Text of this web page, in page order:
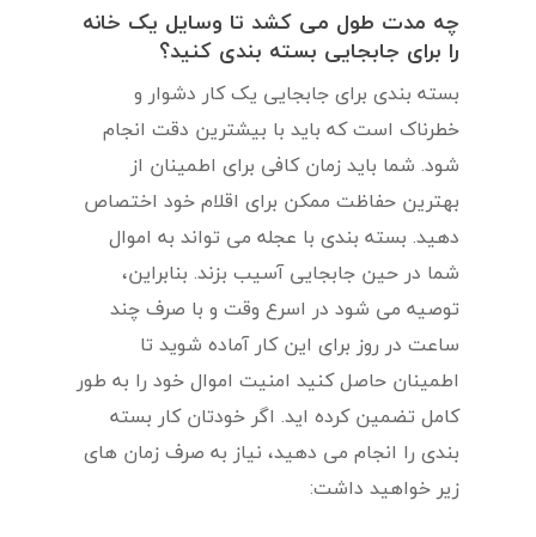
چه مدت طول می کشد تا وسایل یک خانه
را برای جابجایی بسته بندی کنید؟
بسته بندی برای جابجایی یک کار دشوار و
خطرناک است که باید با بیشترین دقت انجام
شود. شما باید زمان کافی برای اطمینان از
بهترین حفاظت ممکن برای اقلام خود اختصاص
دهید. بسته بندی با عجله می تواند به اموال
شما در حین جابجایی آسیب بزند. بنابراین،
توصیه می شود در اسرع وقت و با صرف چند
ساعت در روز برای این کار آماده شوید تا
اطمینان حاصل کنید امنیت اموال خود را به طور
کامل تضمین کرده اید. اگر خودتان کار بسته
بندی را انجام می دهید، نیاز به صرف زمان های
زیر خواهید داشت: